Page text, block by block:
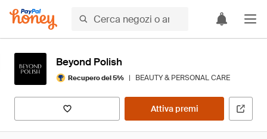
Beyond Polish
Recupero del 5% | BEAUTY & PERSONAL CARE
Attiva premi